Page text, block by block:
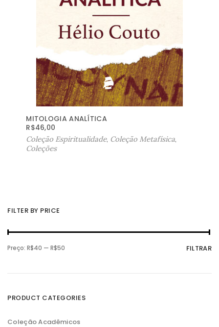
MITOLOGIA ANALÍTICA
R$46,00
Coleção Espiritualidade, Coleção Metafísica,
Coleções
FILTER BY PRICE
P
r
o
n
i
P
r
o
x
i
FILTRAR
Preço: R$40 — R$50
PRODUCT CATEGORIES
Coleção Acadêmicos